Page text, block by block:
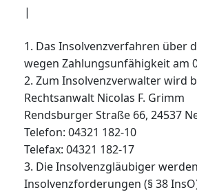
|
1. Das Insolvenzverfahren über
wegen Zahlungsunfähigkeit am
2. Zum Insolvenzverwalter wird
Rechtsanwalt Nicolas F. Grimm
Rendsburger Straße 66, 24537
Telefon: 04321 182-10
Telefax: 04321 182-17
3. Die Insolvenzgläubiger
Insolvenzforderungen (§ 38